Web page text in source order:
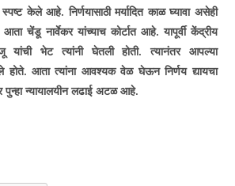
केले आहे. निर्णयासाठी मर्यादित काळ घ्यावा असेही
चेंडू नार्वेकर यांच्याच कोर्टात आहे. यापूर्वी केंद्रीय
यांची भेट त्यांनी घेतली होती. त्यानंतर आपल्या
होते. आता त्यांना आवश्यक वेळ घेऊन निर्णय द्यायचा
पुन्हा न्यायालयीन लढाई अटळ आहे.